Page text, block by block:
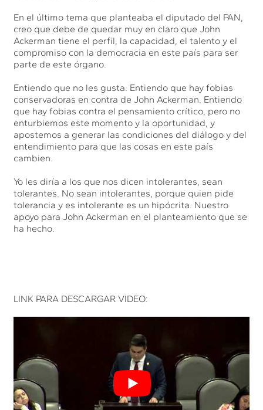
En el último tema que planteaba el diputado del PAN,
creo que debe de quedar muy en claro que John
Ackerman tiene el perfil, la capacidad, el talento y el
compromiso con la democracia en este país para ser
parte de este órgano.
Entiendo que no les gusta. Entiendo que hay fobias
conservadoras en contra de John Ackerman. Entiendo
que hay fobias contra el pensamiento crítico, pero no
enturbiemos este momento y la oportunidad, y
apostemos a generar las condiciones del diálogo y del
entendimiento para que las cosas en este país
cambien.
Yo les diría a los que nos dicen intolerantes, sean
tolerantes. No sean intolerantes, porque quien pide
tolerancia y es intolerante es un hipócrita. Nuestro
apoyo para John Ackerman en el planteamiento que se
ha hecho.
LINK PARA DESCARGAR VIDEO: